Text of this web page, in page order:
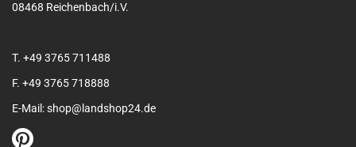
08468 Reichenbach/i.V.
T. +49 3765 711488
F. +49 3765 718888
E-Mail: shop@landshop24.de